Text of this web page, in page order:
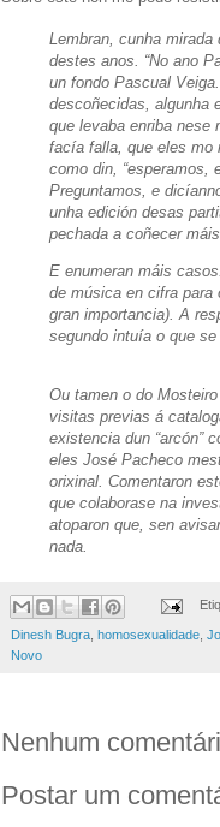
Lembran, cunha
destes anos. “No ano
un fondo Pascual
descoñecidas, algunha
que levaba enriba nese
facía falla, que eles mo
como din, “esperamos,
Preguntamos, e
unha edición desas
pechada a coñecer
E enumeran máis
de música en cifra para
gran importancia). A
segundo intuía o que
Ou tamen o do
visitas previas á
existencia dun “arcón”
eles José Pacheco
orixinal. Comentaron
que colaborase na
atoparon que, sen
nada.
Dinesh Bugra homosexualidade
Novo
Nenhum
Postar um